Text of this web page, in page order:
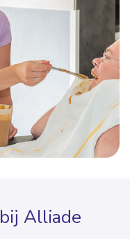
bij Alliade